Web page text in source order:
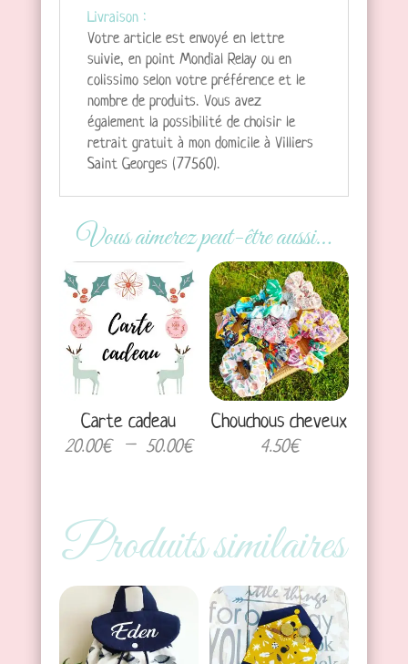
Livraison :
Votre article est envoyé en lettre
suivie, en point Mondial Relay ou en
colissimo selon votre préférence et le
nombre de produits. Vous avez
également la possibilité de choisir le
retrait gratuit à mon domicile à Villiers
Saint Georges (77560).
Vous aimerez peut-être aussi…
Carte cadeau
20.00€ – 50.00€Plage
20.00€
50.00€
Chouchous cheveux
4.50€
Produits similaires